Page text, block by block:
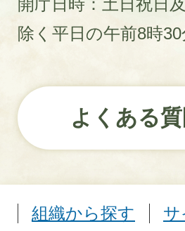
除く平日の午前8時
よくある質
組織から探す
サ